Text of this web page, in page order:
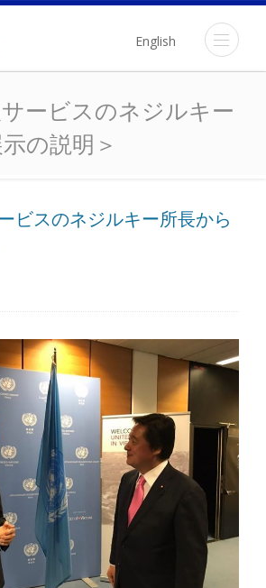
English
サービスのネ
サービスのネジルキー
の説明＞
ビスのネジルキー所長から